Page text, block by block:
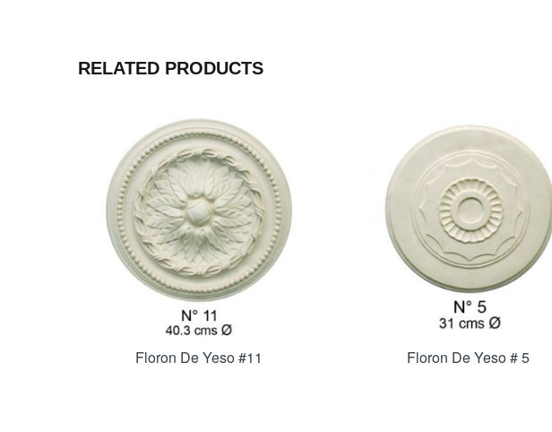
RELATED PRODUCTS
Floron De Yeso #11 Floron De Yeso # 5